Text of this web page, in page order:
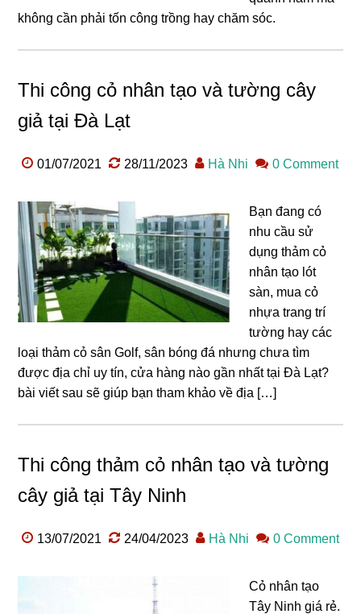
không cần phải tốn công trồng hay chăm sóc.
Thi công cỏ nhân tạo và tường cây
giả tại Đà Lạt
01/07/2021 28/11/2023 Hà Nhi 0 Comment
Bạn đang có
nhu cầu sử
dụng thảm cỏ
nhân tạo lót
sàn, mua cỏ
nhựa trang trí
tường hay các
loại thảm cỏ sân Golf, sân bóng đá nhưng chưa tìm
được địa chỉ uy tín, cửa hàng nào gần nhất tại Đà Lạt?
bài viết sau sẽ giúp bạn tham khảo về địa […]
Thi công thảm cỏ nhân tạo và tường
cây giả tại Tây Ninh
13/07/2021 24/04/2023 Hà Nhi 0 Comment
Cỏ nhân tạo
Tây Ninh giá rẻ.